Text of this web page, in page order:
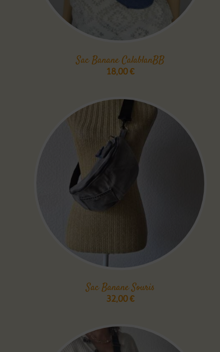
Sac Banane CalablanBB
18,00€
Sac Banane Souris
32,00€